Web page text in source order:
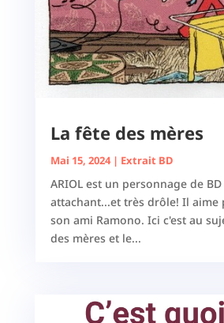
La fête des mères
Mai 15, 2024| Extrait BD
ARIOL est un personnage de
attachant...et très drôle! Il aime
son ami Ramono. Ici c'est au
des mères et le...